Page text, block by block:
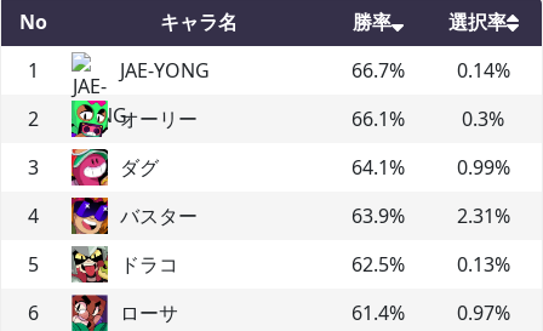
No キャラ名 勝率
選択率
1
JAE-YONG 66.7% 0.14%
2
オーリー 66.1% 0.3%
3
ダグ 64.1% 0.99%
4
バスター 63.9% 2.31%
5
ドラコ 62.5% 0.13%
6
ローサ 61.4% 0.97%